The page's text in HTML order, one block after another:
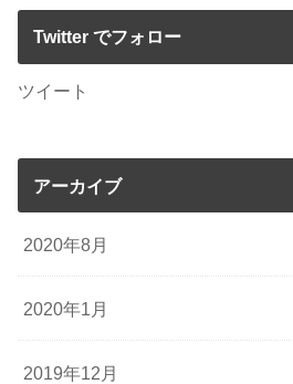
Twitter でフォロー
ツイート
アーカイブ
2020年8月
2020年1月
2019年12月